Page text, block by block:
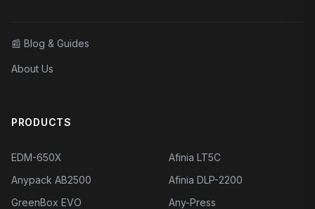
📰 Blog & Guides
About Us
PRODUCTS
EDM-650X
Anypack AB2500
GreenBox EVO
Afinia LT5C
Afinia DLP-2200
Any-Press